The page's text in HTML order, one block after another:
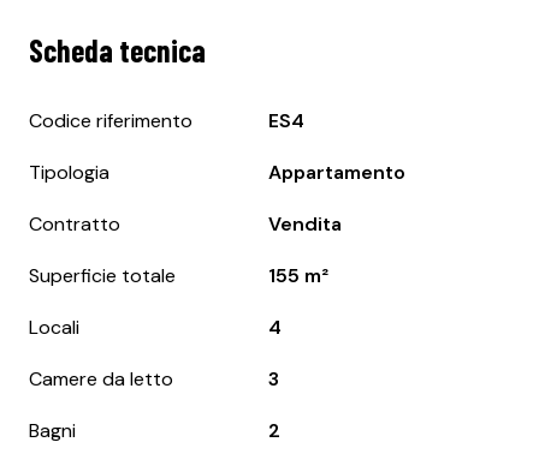
Scheda tecnica
Codice riferimento ES4
Tipologia Appartamento
Contratto Vendita
Superficie totale 155 m²
Locali 4
Camere da letto 3
Bagni 2